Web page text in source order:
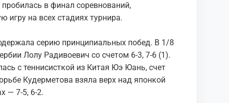
в финал соревнований,
игру на всех стадиях турнира.
серию принципиальных побед. В 1/8
Лолу Радивоевич со счетом 6-3, 7-6 (1).
с теннисисткой из Китая Юэ Юань, счет
Кудерметова взяла верх над японкой
— 7-5, 6-2.